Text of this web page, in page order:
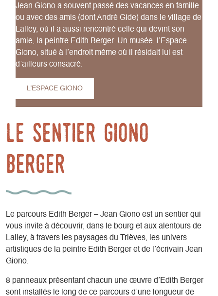
Jean Giono a souvent passé des vacances en famille
ou avec des amis (dont André Gide) dans le village de
Lalley, où il a aussi rencontré celle qui devint son
amie, la peintre Edith Berger. Un musée, l’Espace
Giono, situé à l’endroit même où il résidait lui est
d’ailleurs consacré.
L’ESPACE GIONO
le sentier giono
berger
Le parcours Edith Berger – Jean Giono est un sentier qui
vous invite à découvrir, dans le bourg et aux alentours de
Lalley, à travers les paysages du Trièves, les univers
artistiques de la peintre Edith Berger et de l’écrivain Jean
Giono.
8 panneaux présentant chacun une œuvre d’Edith Berger
sont installés le long de ce parcours d’une longueur de